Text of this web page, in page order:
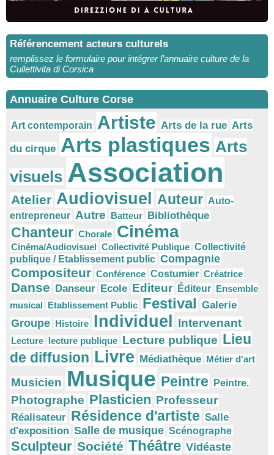
Référencement acteurs culturels
remplissez le formulaire pour intégrer l’annuaire culture de la
Cullettivita di Corsica
Annuaire Culture Corse
Art contemporain Artiste Arts de la rue Arts
du cirque Arts plastiques Arts
visuels Association
Atelier Audiovisuel Auteur Auto-
entrepreneur Autre Batteur Bibliothèque
Chanteur Chorale Cinéma
Cinéma/Audiovisuel Collectivité Publique Collectivité
publique / Etablissement public Compagnie
Compositeur Conférence Costumier Créatrice
Danse Danseur Ecole Editeur Éditeur Ensemble
musical Etablissement Public Festival Galerie
Groupe Histoire Individuel Intervenant
Lecture lecture publique Lecture publique Lieu
de diffusion Livre Médiathèque Métier d'art
Musicien Musique Peintre Peintre.
Photographe Plasticien Professeur
Réalisateur Résidence d'artiste Salle
d'exposition Salle de musique Scénographe
Sculpteur Société Théâtre Vidéaste